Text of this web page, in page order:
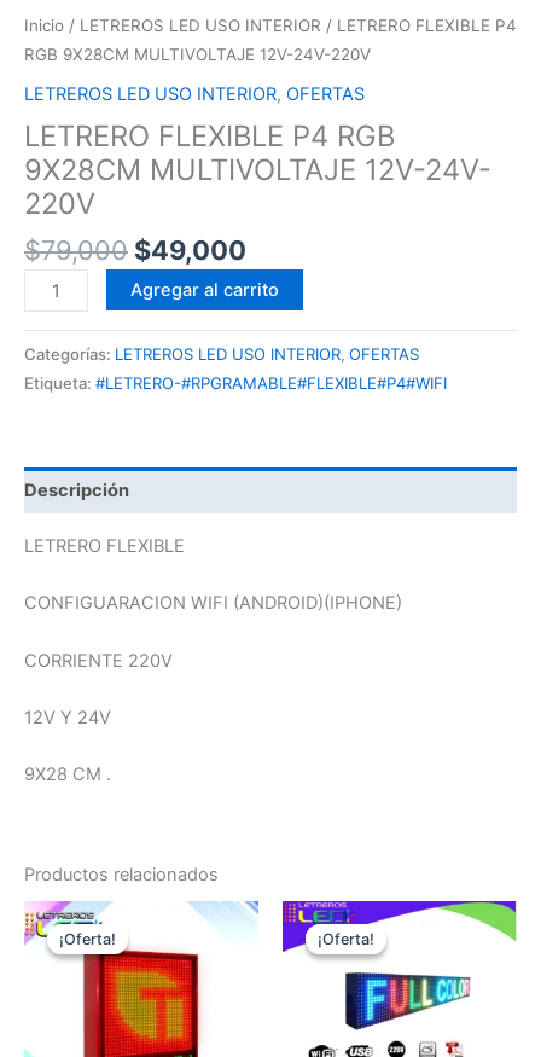
Inicio / LETREROS LED USO INTERIOR / LETRERO FLEXIBLE P4
RGB 9X28CM MULTIVOLTAJE 12V-24V-220V
LETREROS LED USO INTERIOR, OFERTAS
LETRERO FLEXIBLE P4 RGB
9X28CM MULTIVOLTAJE 12V-24V-
220V
$79,000 $49,000
Agregar al carrito
Categorías: LETREROS LED USO INTERIOR, OFERTAS
Etiqueta: #LETRERO-#RPGRAMABLE#FLEXIBLE#P4#WIFI
Descripción
LETRERO FLEXIBLE
CONFIGUARACION WIFI (ANDROID)(IPHONE)
CORRIENTE 220V
12V Y 24V
9X28 CM .
Productos relacionados
¡Oferta!
¡Oferta!
El
precio
original
era:
$1,400,000.
El
precio
actual
¡Oferta!
¡Oferta!precio
original
era:
$150,000.
El
es:
$99,000.